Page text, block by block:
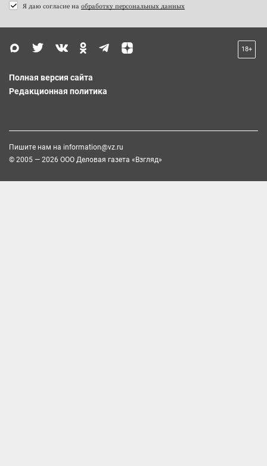
Я даю согласие на обработку персональных данных
18+
Полная версия сайта
Редакционная политика
Пишите нам на information@vz.ru
© 2005 — 2026 ООО Деловая газета «Взгляд»